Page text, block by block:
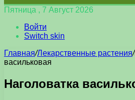
Пятница , 7 Август 2026
Войти
Switch skin
Главная/Лекарственные растения/
васильковая
Наголоватка